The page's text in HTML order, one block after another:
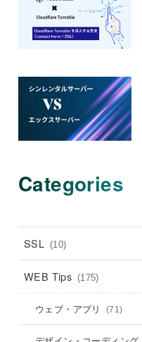
Categories
SSL (10)
WEB Tips (175)
ウェブ・アプリ (71)